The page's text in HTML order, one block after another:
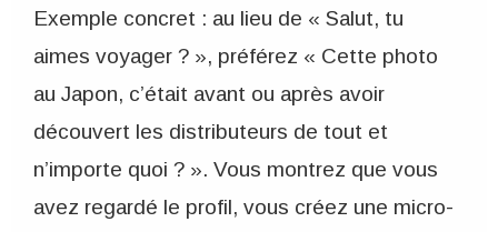
Exemple concret : au lieu de « Salut, tu
aimes voyager ? », préférez « Cette photo
au Japon, c’était avant ou après avoir
découvert les distributeurs de tout et
n’importe quoi ? ». Vous montrez que vous
avez regardé le profil, vous créez une micro-